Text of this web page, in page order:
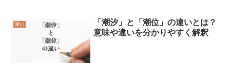
違い
「潮汐」と「潮位」の違いとは？
意味や違いを分かりやすく解釈